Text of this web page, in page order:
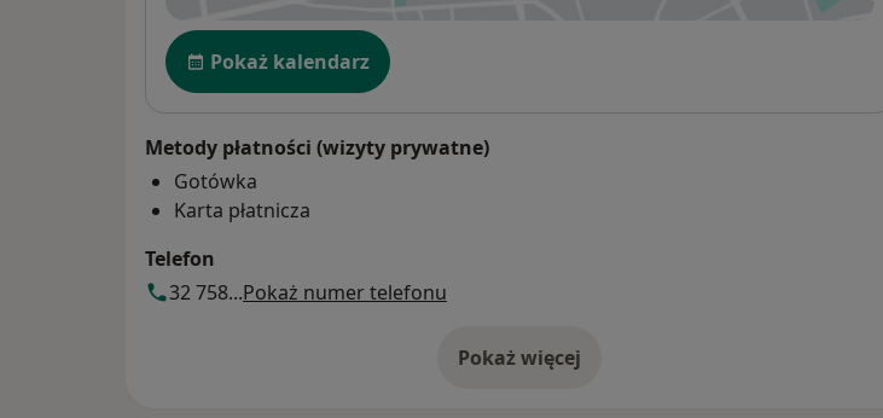
Dostępność
Pokaż kalendarz
Metody płatności (wizyty prywatne)
Gotówka
Karta płatnicza
Telefon
32 758...Pokaż numer telefonu
Pokaż więcej
o adresie